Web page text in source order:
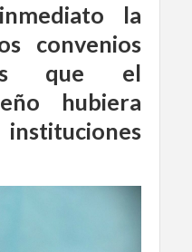
la
convenios
que el
hubiera